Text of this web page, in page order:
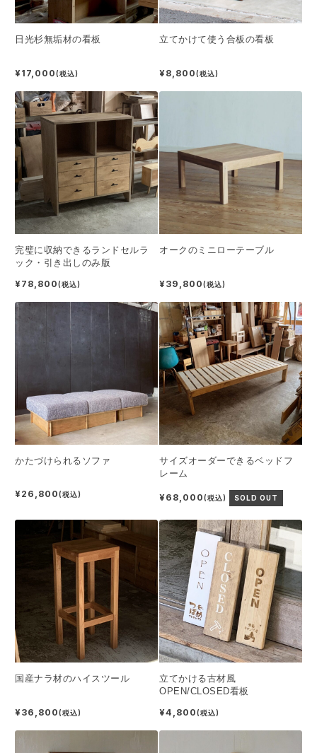
日光杉無垢材の看板
¥17,000(税込)
立てかけて使う合板の看板
¥8,800(税込)
完璧に収納できるランドセルラ
ック・引き出しのみ版
¥78,800(税込)
オークのミニローテーブル
¥39,800(税込)
かたづけられるソファ
¥26,800(税込)
サイズオーダーできるベッドフ
レーム
¥68,000(税込) SOLD OUT
国産ナラ材のハイスツール
¥36,800(税込)
立てかける古材風
OPEN/CLOSED看板
¥4,800(税込)